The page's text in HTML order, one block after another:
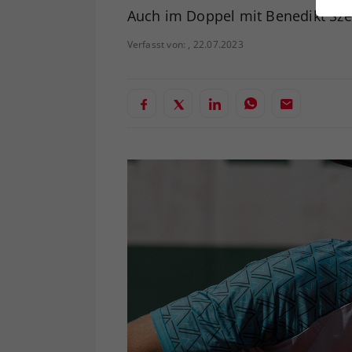
Auch im Doppel mit Benedikt
Verfasst von: , 22.07.2023